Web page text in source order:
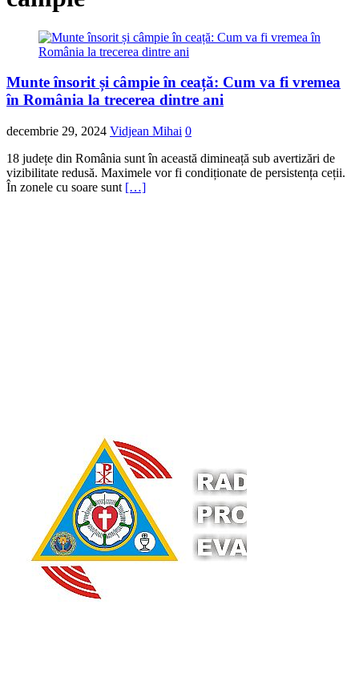
Munte însorit și câmpie în ceață: Cum va fi vremea
în România la trecerea dintre ani
decembrie 29, 2024 Vidjean Mihai 0
18 județe din România sunt în această dimineață sub avertizări de
vizibilitate redusă. Maximele vor fi condiționate de persistența ceții.
În zonele cu soare sunt […]